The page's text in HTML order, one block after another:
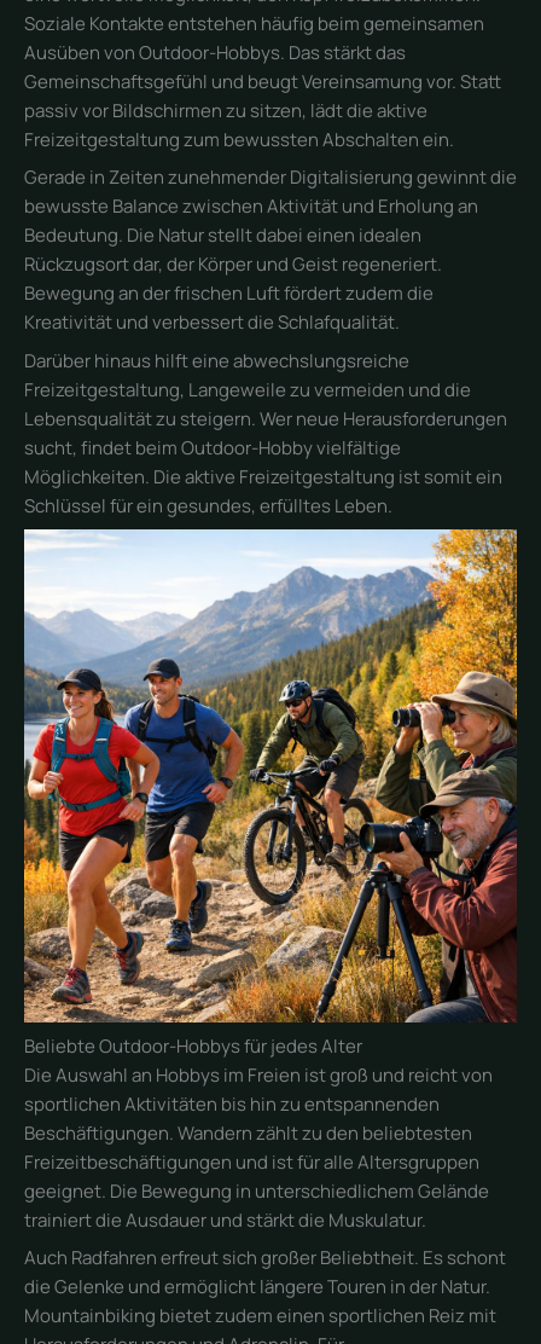
Soziale Kontakte entstehen häufig beim gemeinsamen
Ausüben von Outdoor-Hobbys. Das stärkt das
Gemeinschaftsgefühl und beugt Vereinsamung vor. Statt
passiv vor Bildschirmen zu sitzen, lädt die aktive
Freizeitgestaltung zum bewussten Abschalten ein.
Gerade in Zeiten zunehmender Digitalisierung gewinnt die
bewusste Balance zwischen Aktivität und Erholung an
Bedeutung. Die Natur stellt dabei einen idealen
Rückzugsort dar, der Körper und Geist regeneriert.
Bewegung an der frischen Luft fördert zudem die
Kreativität und verbessert die Schlafqualität.
Darüber hinaus hilft eine abwechslungsreiche
Freizeitgestaltung, Langeweile zu vermeiden und die
Lebensqualität zu steigern. Wer neue Herausforderungen
sucht, findet beim Outdoor-Hobby vielfältige
Möglichkeiten. Die aktive Freizeitgestaltung ist somit ein
Schlüssel für ein gesundes, erfülltes Leben.
Beliebte Outdoor-Hobbys für jedes Alter
Die Auswahl an Hobbys im Freien ist groß und reicht von
sportlichen Aktivitäten bis hin zu entspannenden
Beschäftigungen. Wandern zählt zu den beliebtesten
Freizeitbeschäftigungen und ist für alle Altersgruppen
geeignet. Die Bewegung in unterschiedlichem Gelände
trainiert die Ausdauer und stärkt die Muskulatur.
Auch Radfahren erfreut sich großer Beliebtheit. Es schont
die Gelenke und ermöglicht längere Touren in der Natur.
Mountainbiking bietet zudem einen sportlichen Reiz mit